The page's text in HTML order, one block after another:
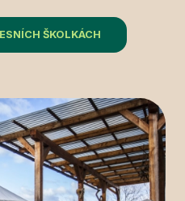
ŠKOLKÁCH